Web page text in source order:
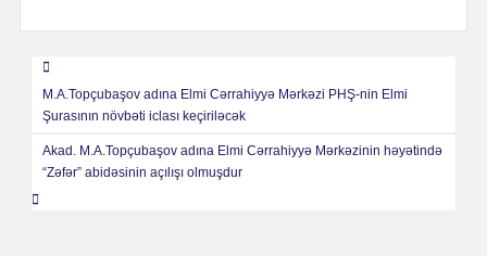
Навигация
по
записям
M.A.Topçubaşov adına Elmi Cərrahiyyə Mərkəzi PHŞ-nin Elmi
Şurasının növbəti iclası keçiriləcək
Akad. M.A.Topçubaşov adına Elmi Cərrahiyyə Mərkəzinin həyətində
“Zəfər” abidəsinin açılışı olmuşdur